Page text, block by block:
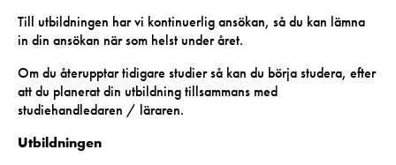
Till utbildningen har vi kontinuerlig ansökan, så du kan lämna
in din ansökan när som helst under året.
Om du återupptar tidigare studier så kan du börja studera, efter
att du planerat din utbildning tillsammans med
studiehandledaren / läraren.
Utbildningen